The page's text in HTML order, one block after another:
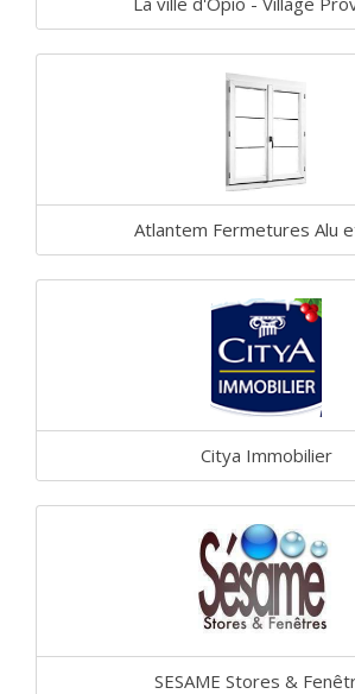
Atlantem Fermetures Alu
Citya Immobilier
SESAME Stores &